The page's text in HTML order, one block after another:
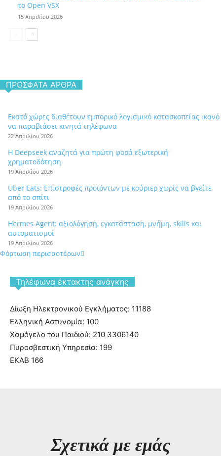
το Open VSX
15 Απριλίου 2026
ΠΡΌΣΦΑΤΑ ΆΡΘΡΑ
Εκατό χώρες διαθέτουν εμπορικό λογισμικό κατασκοπείας ικανό
να παραβιάσει κινητά τηλέφωνα
22 Απριλίου 2026
Η Deepseek αναζητά για πρώτη φορά εξωτερική
χρηματοδότηση
19 Απριλίου 2026
Uber Eats: Επιστροφές προϊόντων με κούριερ χωρίς να βγείτε
από το σπίτι
19 Απριλίου 2026
Hermes Agent: αξιολόγηση, εγκατάσταση, μνήμη, skills και
αυτοματισμοί
19 Απριλίου 2026
Φόρτωση περισσοτέρων
Tηλέφωνα έκτακτης ανάγκης
Δίωξη Ηλεκτρονικού Εγκλήματος: 11188
Ελληνική Αστυνομία: 100
Χαμόγελο του Παιδιού: 210 3306140
Πυροσβεστική Υπηρεσία: 199
ΕΚΑΒ 166
Σχετικά με εμάς